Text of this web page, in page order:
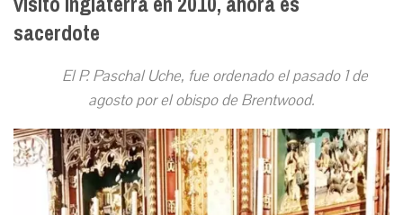
sacerdote
El P. Paschal Uche, fue ordenado el pasado 1 de
agosto por el obispo de Brentwood.